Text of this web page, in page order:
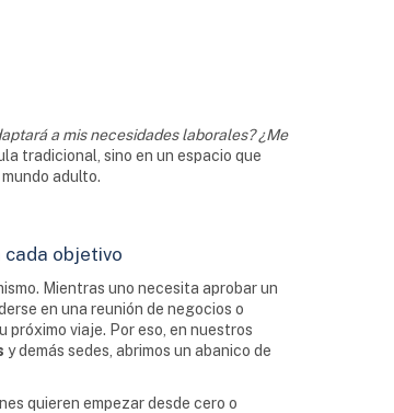
a mis necesidades laborales? ¿Me
tradicional, sino en un espacio que
adulto.
cada objetivo
Mientras uno necesita aprobar un
en una reunión de negocios o
próximo viaje. Por eso, en nuestros
y demás sedes, abrimos un abanico de
quieren empezar desde cero o